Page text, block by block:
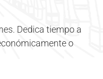
Dedica tiempo a
o